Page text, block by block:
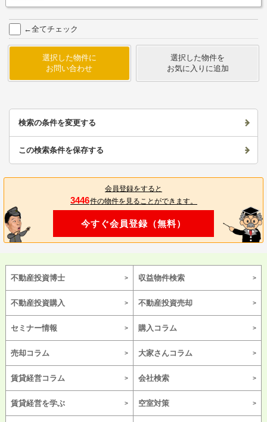
←全てチェック
選択した物件に
お問い合わせ
選択した物件を
お気に入りに追加
検索の条件を変更する
この検索条件を保存する
会員登録をすると
3446件の物件を見ることができます。
今すぐ会員登録（無料）
不動産投資博士 収益物件検索
不動産投資購入 不動産投資売却
セミナー情報 購入コラム
売却コラム 大家さんコラム
賃貸経営コラム 会社検索
賃貸経営を学ぶ 空室対策